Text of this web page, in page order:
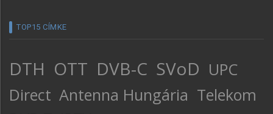
TOP15 CÍMKE
DTH OTT DVB-C SVoD UPC
Direct Antenna Hungária Telekom